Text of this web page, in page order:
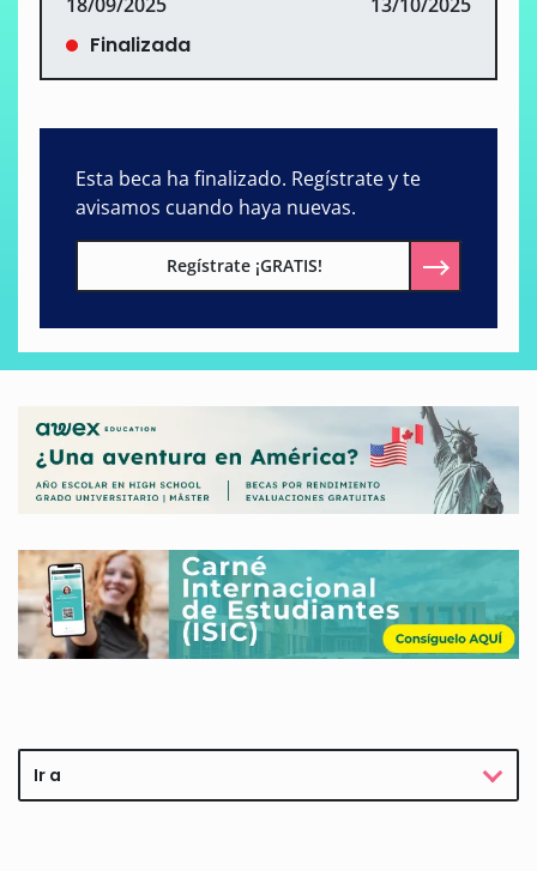
Finalizada
Esta beca ha finalizado. Regístrate y te
avisamos cuando haya nuevas.
Regístrate ¡GRATIS!
Ir a